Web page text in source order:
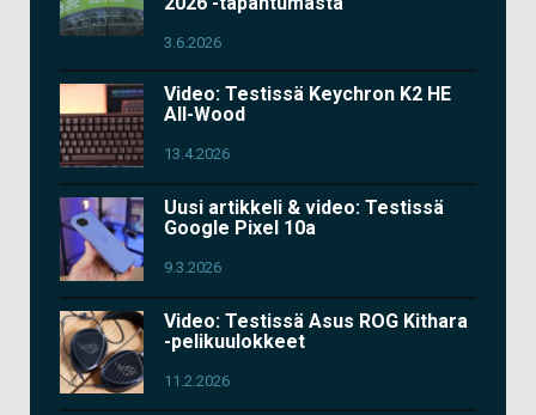
3.6.2026
Video: Testissä Keychron K2 HE
All-Wood
13.4.2026
Uusi artikkeli & video: Testissä
Google Pixel 10a
9.3.2026
Video: Testissä Asus ROG Kithara
-pelikuulokkeet
11.2.2026